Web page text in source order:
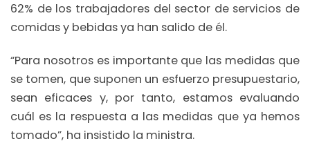
62% de los trabajadores del sector de servicios de
comidas y bebidas ya han salido de él.
“Para nosotros es importante que las medidas que
se tomen, que suponen un esfuerzo presupuestario,
sean eficaces y, por tanto, estamos evaluando
cuál es la respuesta a las medidas que ya hemos
tomado”, ha insistido la ministra.